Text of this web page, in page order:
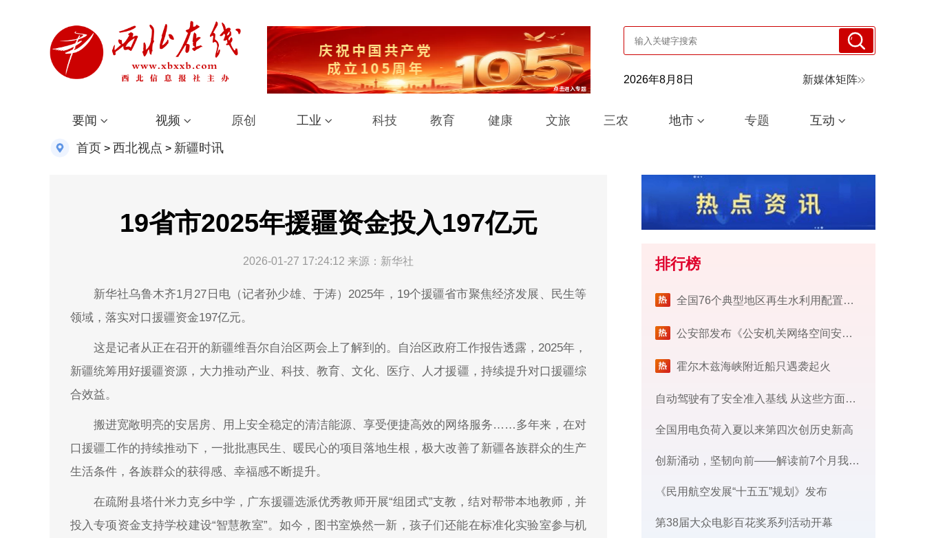
2026年8月8日 新媒体矩阵
要闻 视频 原创 工业 科技 教育 健康 文旅 三农 地市 专题 互动
首页 > 西北视点 > 新疆时讯
19省市2025年援疆资金投入197亿元
2026-01-27 17:24:12 来源：新华社
新华社乌鲁木齐1月27日电（记者孙少雄、于涛）2025年，19个援疆省市聚焦经济发展、民生等
领域，落实对口援疆资金197亿元。
这是记者从正在召开的新疆维吾尔自治区两会上了解到的。自治区政府工作报告透露，2025年，
新疆统筹用好援疆资源，大力推动产业、科技、教育、文化、医疗、人才援疆，持续提升对口援疆综
合效益。
搬进宽敞明亮的安居房、用上安全稳定的清洁能源、享受便捷高效的网络服务……多年来，在对
口援疆工作的持续推动下，一批批惠民生、暖民心的项目落地生根，极大改善了新疆各族群众的生产
生活条件，各族群众的获得感、幸福感不断提升。
在疏附县塔什米力克乡中学，广东援疆选派优秀教师开展“组团式”支教，结对帮带本地教师，并
投入专项资金支持学校建设“智慧教室”。如今，图书室焕然一新，孩子们还能在标准化实验室参与机
排行榜
​全国76个典型地区再生水利用配置试点工作完成
公安部发布《公安机关网络空间安全监督检查办法》
霍尔木兹海峡附近船只遇袭起火
自动驾驶有了安全准入基线 从这些方面读懂新国标
全国用电负荷入夏以来第四次创历史新高
创新涌动，坚韧向前——解读前7个月我国外贸成绩单
《民用航空发展“十五五”规划》发布
第38届大众电影百花奖系列活动开幕